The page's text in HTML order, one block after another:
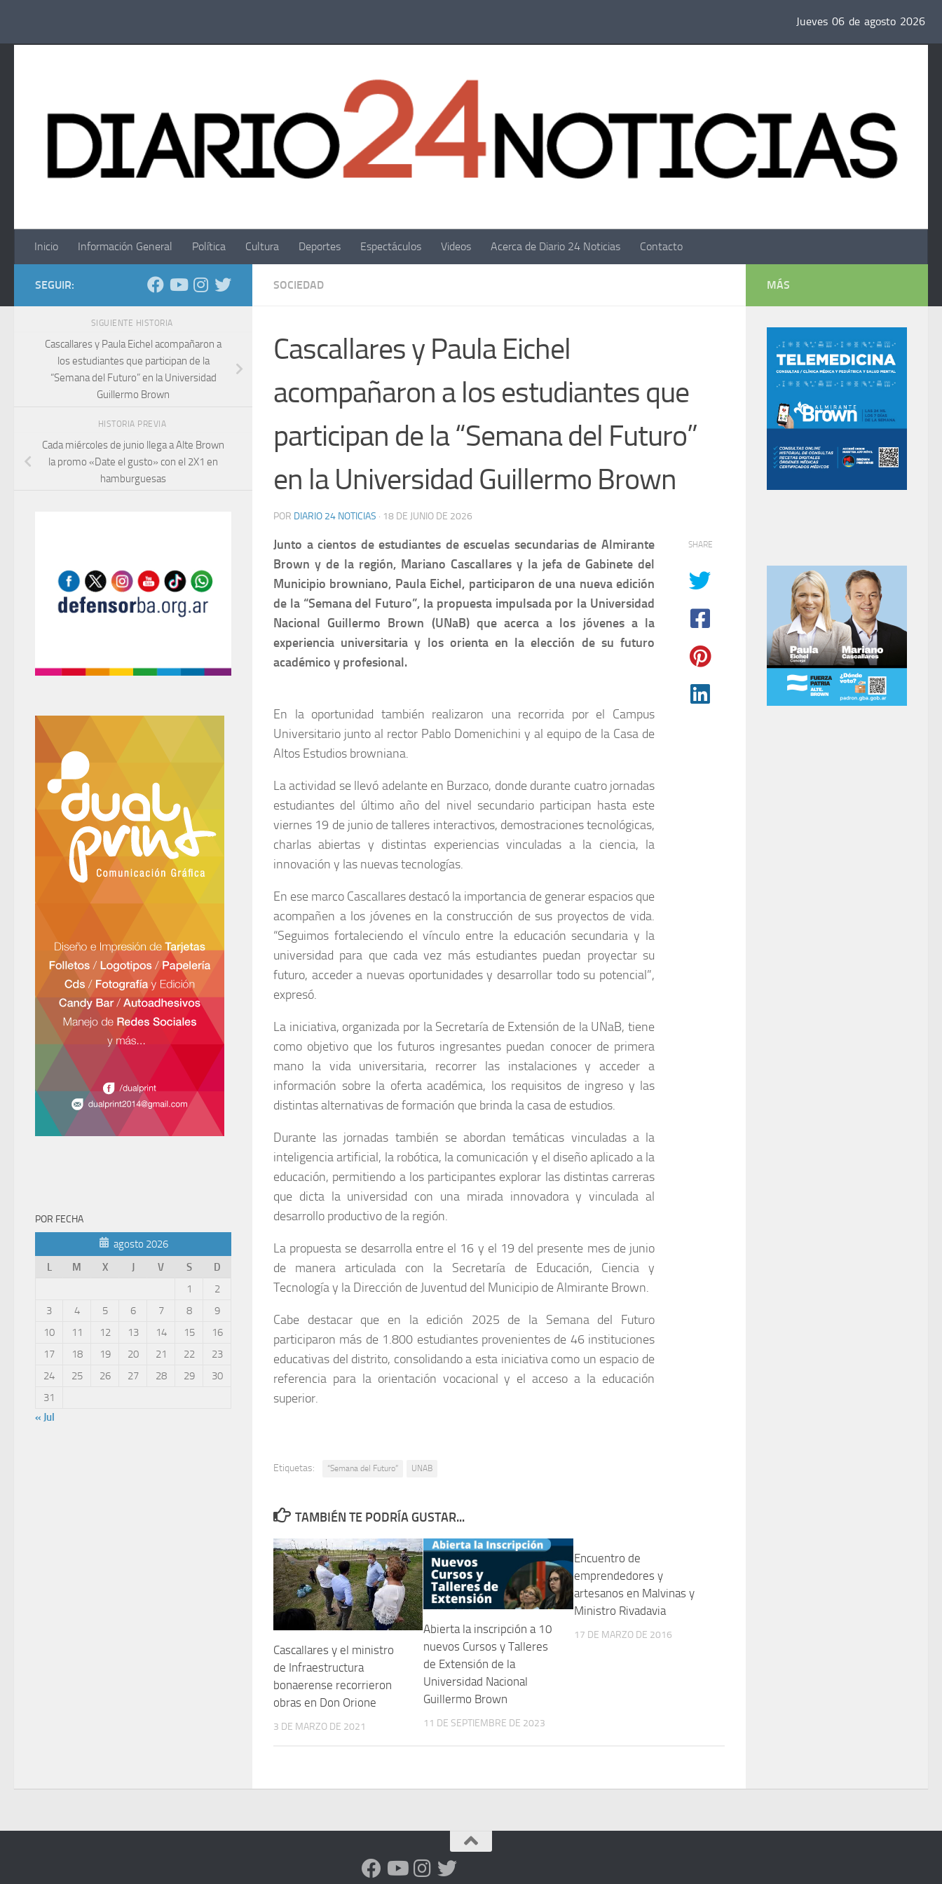
Jueves 06 de agosto 2026
Inicio Información General Política Cultura Deportes Espectáculos Videos Acerca de Diario 24 Noticias Contacto
SOCIEDAD
Cascallares y Paula Eichel
acompañaron a los estudiantes que
participan de la “Semana del Futuro”
en la Universidad Guillermo Brown
POR DIARIO 24 NOTICIAS · 18 DE JUNIO DE 2026
Junto a cientos de estudiantes de escuelas secundarias de Almirante
Brown y de la región, Mariano Cascallares y la jefa de Gabinete del
Municipio browniano, Paula Eichel, participaron de una nueva edición
de la “Semana del Futuro”, la propuesta impulsada por la Universidad
Nacional Guillermo Brown (UNaB) que acerca a los jóvenes a la
experiencia universitaria y los orienta en la elección de su futuro
académico y profesional.
En la oportunidad también realizaron una recorrida por el Campus
Universitario junto al rector Pablo Domenichini y al equipo de la Casa de
Altos Estudios browniana.
La actividad se llevó adelante en Burzaco, donde durante cuatro jornadas
estudiantes del último año del nivel secundario participan hasta este
viernes 19 de junio de talleres interactivos, demostraciones tecnológicas,
charlas abiertas y distintas experiencias vinculadas a la ciencia, la
innovación y las nuevas tecnologías.
En ese marco Cascallares destacó la importancia de generar espacios que
acompañen a los jóvenes en la construcción de sus proyectos de vida.
“Seguimos fortaleciendo el vínculo entre la educación secundaria y la
universidad para que cada vez más estudiantes puedan proyectar su
futuro, acceder a nuevas oportunidades y desarrollar todo su potencial”,
expresó.
La iniciativa, organizada por la Secretaría de Extensión de la UNaB, tiene
como objetivo que los futuros ingresantes puedan conocer de primera
mano la vida universitaria, recorrer las instalaciones y acceder a
información sobre la oferta académica, los requisitos de ingreso y las
distintas alternativas de formación que brinda la casa de estudios.
Durante las jornadas también se abordan temáticas vinculadas a la
inteligencia artificial, la robótica, la comunicación y el diseño aplicado a la
educación, permitiendo a los participantes explorar las distintas carreras
que dicta la universidad con una mirada innovadora y vinculada al
desarrollo productivo de la región.
La propuesta se desarrolla entre el 16 y el 19 del presente mes de junio
de manera articulada con la Secretaría de Educación, Ciencia y
Tecnología y la Dirección de Juventud del Municipio de Almirante Brown.
Cabe destacar que en la edición 2025 de la Semana del Futuro
participaron más de 1.800 estudiantes provenientes de 46 instituciones
educativas del distrito, consolidando a esta iniciativa como un espacio de
referencia para la orientación vocacional y el acceso a la educación
superior.
SHARE
Etiquetas: “Semana del Futuro” UNAB
TAMBIÉN TE PODRÍA GUSTAR...
Cascallares y el ministro
de Infraestructura
bonaerense recorrieron
obras en Don Orione
3 DE MARZO DE 2021
Abierta la inscripción a 10
nuevos Cursos y Talleres
de Extensión de la
Universidad Nacional
Guillermo Brown
11 DE SEPTIEMBRE DE 2023
Encuentro de
emprendedores y
artesanos en Malvinas y
Ministro Rivadavia
17 DE MARZO DE 2016
SEGUIR:
SIGUIENTE HISTORIA
Cascallares y Paula Eichel acompañaron a
los estudiantes que participan de la
“Semana del Futuro” en la Universidad
Guillermo Brown
HISTORIA PREVIA
Cada miércoles de junio llega a Alte Brown
la promo «Date el gusto» con el 2X1 en
hamburguesas
POR FECHA
agosto 2026
L
M X J V S
D
1
2
3
4 5 6 7 8
9
10
11 12 13 14 15
16
17
18 19 20 21 22
23
24
25 26 27 28 29
30
31
« Jul
MÁS